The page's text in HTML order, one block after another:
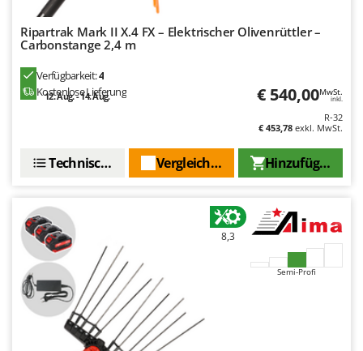
WIDU
Wiper EcoRobot
Wolf Garten
Wortex
Worx
Zephir
ZGrills
Zodiac
Zomax
Ripartrak Mark II X.4 FX – Elektrischer Olivenrüttler –
Carbonstange 2,4 m
Verfügbarkeit:4
Kostenlose Lieferung
12. Aug. - 14. Aug. € 540,00MwSt.
inkl.
R-32
€ 453,78 exkl. MwSt.
Hinzufügen
Vergleichen Sie
Technische Daten
8,3
Semi-Profi